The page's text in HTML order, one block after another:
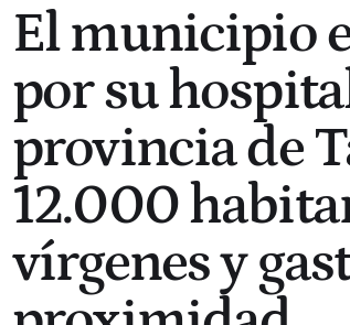
El municipio
por su
provincia de
12.000
vírgenes y